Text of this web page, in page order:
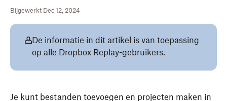
Bijgewerkt Dec 12, 2024
De informatie in dit artikel is van toepassing
op alle Dropbox Replay-gebruikers.
Je kunt bestanden toevoegen en projecten maken in